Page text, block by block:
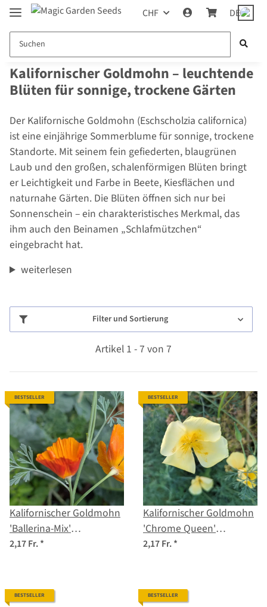
CHF DE
Kalifornischer Goldmohn – leuchtende
Blüten für sonnige, trockene Gärten
Der Kalifornische Goldmohn (Eschscholzia californica)
ist eine einjährige Sommerblume für sonnige, trockene
Standorte. Mit seinem fein gefiederten, blaugrünen
Laub und den großen, schalenförmigen Blüten bringt
er Leichtigkeit und Farbe in Beete, Kiesflächen und
naturnahe Gärten. Die Blüten öffnen sich nur bei
Sonnenschein – ein charakteristisches Merkmal, das
ihm auch den Beinamen „Schlafmützchen“
eingebracht hat.
weiterlesen
Filter und Sortierung
Artikel 1 - 7 von 7
BESTSELLER
Kalifornischer Goldmohn
'Ballerina-Mix'
(Eschscholzia californica)
2,17 Fr.*
BESTSELLER
Kalifornischer Goldmohn
'Chrome Queen'
(Eschscholzia californica)
2,17 Fr.*
BESTSELLER BESTSELLER